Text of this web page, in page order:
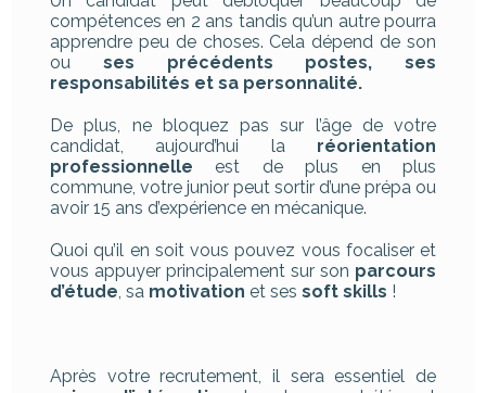
compétences en 2 ans tandis qu’un autre pourra
apprendre peu de choses. Cela dépend de son
ou ses précédents postes, ses
responsabilités et sa personnalité.
De plus, ne bloquez pas sur l’âge de votre
candidat, aujourd’hui la réorientation
professionnelle est de plus en plus
commune, votre junior peut sortir d’une prépa ou
avoir 15 ans d’expérience en mécanique.
Quoi qu’il en soit vous pouvez vous focaliser et
vous appuyer principalement sur son parcours
d’étude, sa motivation et ses soft skills !
Après votre recrutement, il sera essentiel de